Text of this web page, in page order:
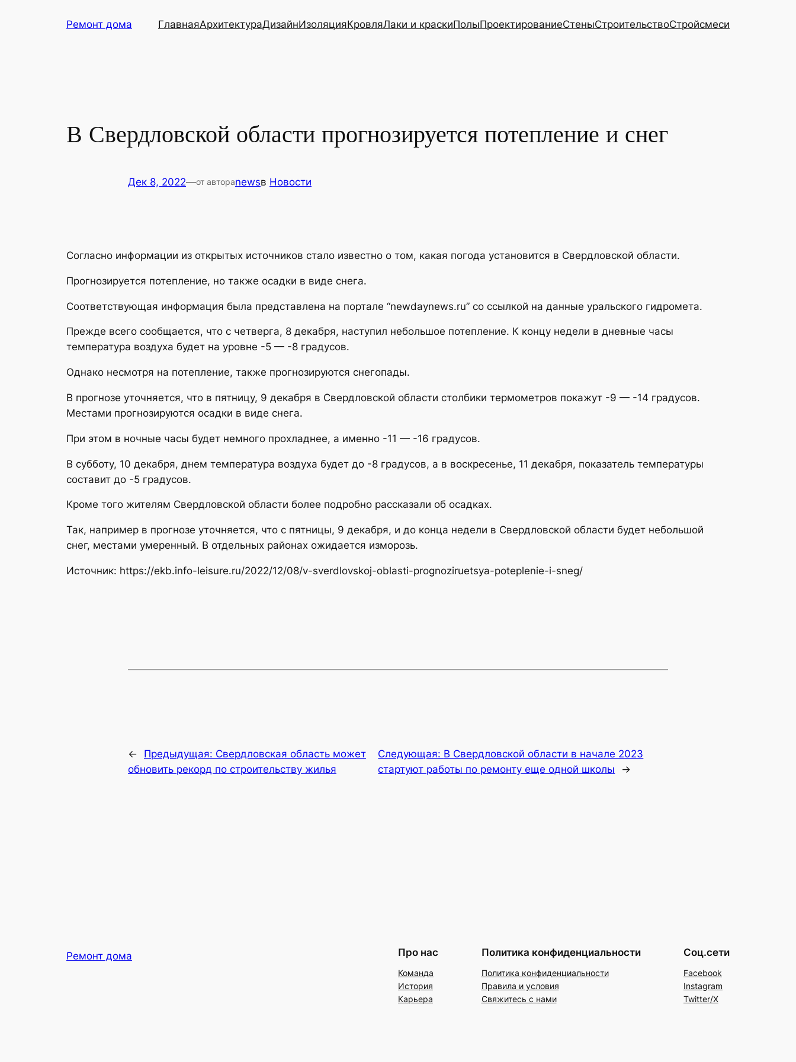
Ремонт дома ГлавнаяАрхитектураДизайнИзоляцияКровляЛаки и краскиПолыПроектированиеСтеныСтроительствоСтройсмеси
В Свердловской области прогнозируется потепление и снег
Дек 8, 2022—от автораnewsв Новости
Согласно информации из открытых источников стало известно о том, какая погода установится в Свердловской области.
Прогнозируется потепление, но также осадки в виде снега.
Соответствующая информация была представлена на портале “newdaynews.ru” со ссылкой на данные уральского гидромета.
Прежде всего сообщается, что с четверга, 8 декабря, наступил небольшое потепление. К концу недели в дневные часы
температура воздуха будет на уровне -5 — -8 градусов.
Однако несмотря на потепление, также прогнозируются снегопады.
В прогнозе уточняется, что в пятницу, 9 декабря в Свердловской области столбики термометров покажут -9 — -14 градусов.
Местами прогнозируются осадки в виде снега.
При этом в ночные часы будет немного прохладнее, а именно -11 — -16 градусов.
В субботу, 10 декабря, днем температура воздуха будет до -8 градусов, а в воскресенье, 11 декабря, показатель температуры
составит до -5 градусов.
Кроме того жителям Свердловской области более подробно рассказали об осадках.
Так, например в прогнозе уточняется, что с пятницы, 9 декабря, и до конца недели в Свердловской области будет небольшой
снег, местами умеренный. В отдельных районах ожидается изморозь.
Источник: https://ekb.info-leisure.ru/2022/12/08/v-sverdlovskoj-oblasti-prognoziruetsya-poteplenie-i-sneg/
← Предыдущая: Свердловская область может
обновить рекорд по строительству жилья
Следующая: В Свердловской области в начале 2023
стартуют работы по ремонту еще одной школы
→
Ремонт дома Про нас
Команда
История
Карьера
Политика конфиденциальности
Политика конфиденциальности
Правила и условия
Свяжитесь с нами
Соц.сети
Facebook
Instagram
Twitter/X